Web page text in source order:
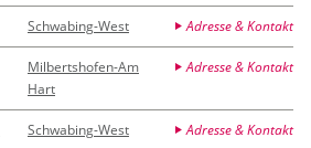
Schwabing-West Adresse & Kontakt
Milbertshofen-Am
Hart
Adresse & Kontakt
Schwabing-West Adresse & Kontakt